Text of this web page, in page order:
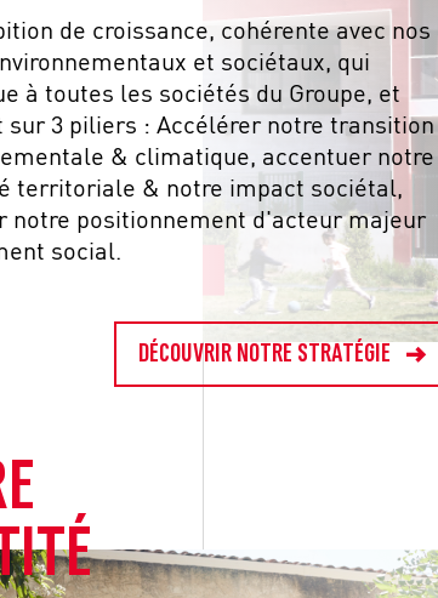
de croissance, cohérente avec nos
et sociétaux, qui
à toutes les sociétés du Groupe, et
sur 3 piliers : Accélérer notre transition
& climatique, accentuer notre
territoriale & notre impact sociétal,
notre positionnement d'acteur majeur
social.
DÉCOUVRIR NOTRE STRATÉGIE